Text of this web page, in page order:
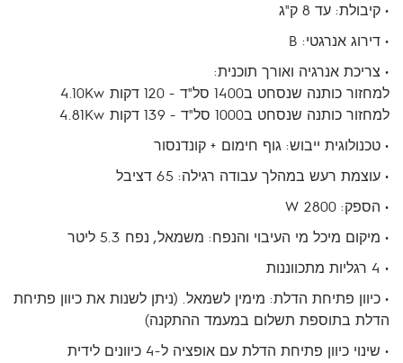
• קיבולת: עד 8 ק"ג
• דירוג אנרגטי: B
• צריכת אנרגיה ואורך תוכנית:
למחזור כותנה שנסחט ב1400 סל"ד - 120 דקות 4.10Kw
למחזור כותנה שנסחט ב1000 סל"ד - 139 דקות 4.81Kw
• טכנולוגית ייבוש: גוף חימום + קונדנסור
• עוצמת רעש במהלך עבודה רגילה: 65 דציבל
• הספק: 2800 W
• מיקום מיכל מי העיבוי והנפח: משמאל, נפח 5.3 ליטר
• 4 רגליות מתכווננות
• כיוון פתיחת הדלת: מימין לשמאל. (ניתן לשנות את כיוון פתיחת
הדלת בתוספת תשלום במעמד ההתקנה)
• שינוי כיוון פתיחת הדלת עם אופציה ל-4 כיוונים לידית